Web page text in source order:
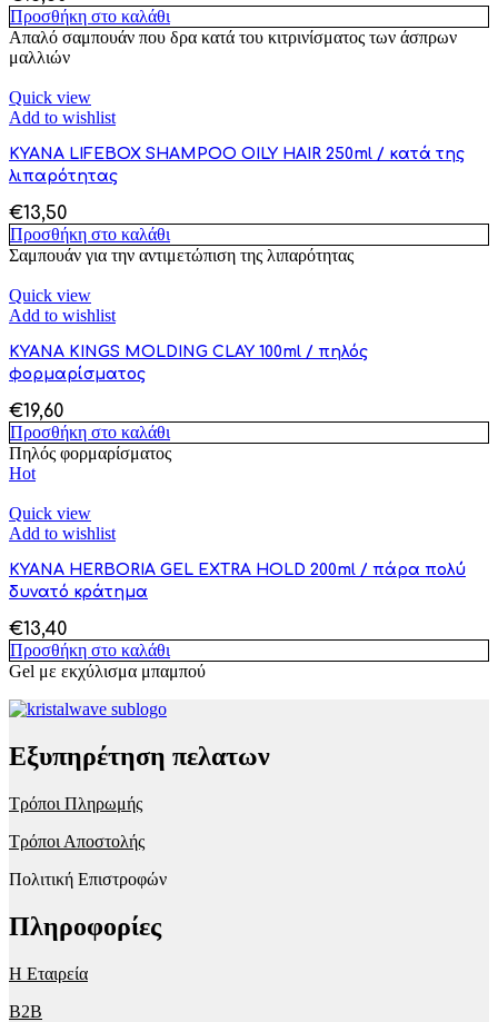
Προσθήκη στο καλάθι
Απαλό σαμπουάν που δρα κατά του κιτρινίσματος των άσπρων
μαλλιών
Quick view
Add to wishlist
KYANA LIFEBOX SHAMPOO OILY HAIR 250ml / κατά της
λιπαρότητας
€13,50
Προσθήκη στο καλάθι
Σαμπουάν για την αντιμετώπιση της λιπαρότητας
Quick view
Add to wishlist
KYANA KINGS MOLDING CLAY 100ml / πηλός
φορμαρίσματος
€19,60
Προσθήκη στο καλάθι
Πηλός φορμαρίσματος
Hot
Quick view
Add to wishlist
KYANA HERBORIA GEL EXTRA HOLD 200ml / πάρα πολύ
δυνατό κράτημα
€13,40
Προσθήκη στο καλάθι
Gel με εκχύλισμα μπαμπού
Εξυπηρέτηση πελατων
Τρόποι Πληρωμής
Τρόποι Αποστολής
Πολιτική Επιστροφών
Πληροφορίες
Η Εταιρεία
B2B